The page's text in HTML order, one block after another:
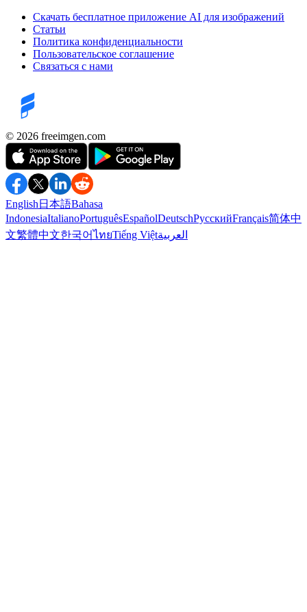
Скачать бесплатное приложение AI для изображений
Статьи
Политика конфиденциальности
Пользовательское соглашение
Связаться с нами
©️ 2026 freeimgen.com
English 日本語Bahasa
IndonesiaItalianoPortuguêsEspañolDeutschРусскийFrançais简体中
文繁體中文한국어ไทยTiếng Việtالعربية